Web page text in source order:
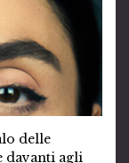
delle
davanti agli